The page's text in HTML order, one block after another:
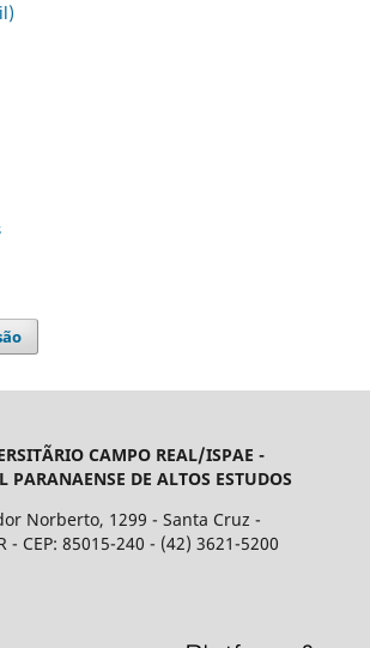
CAMPO REAL/ISPAE -
PARANAENSE DE ALTOS ESTUDOS
Norberto, 1299 - Santa Cruz -
- CEP: 85015-240 - (42) 3621-5200